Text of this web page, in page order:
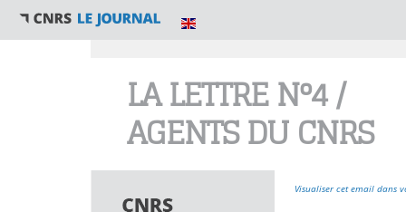
LA LETTRE N°4 /
AGENTS DU CNRS
Visualiser cet email dans